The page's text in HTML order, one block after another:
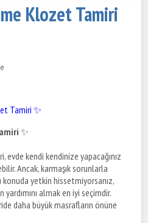
Klozet Tamiri
Tamiri ✨
✨
evde kendi kendinize yapacağınız
Ancak, karmaşık sorunlarla
konuda yetkin hissetmiyorsanız,
yardımını almak en iyi seçimdir.
daha büyük masrafların önüne